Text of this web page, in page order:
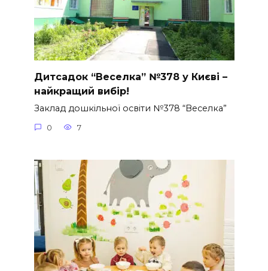
Дитсадок “Веселка” №378 у Києві –
найкращий вибір!
Заклад дошкільної освіти №378 “Веселка”
0 7